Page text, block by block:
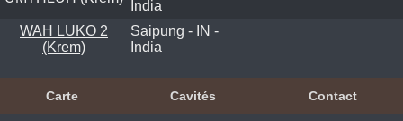
India
WAH LUKO 2
(Krem)
Saipung - IN -
India
Carte Cavités Contact